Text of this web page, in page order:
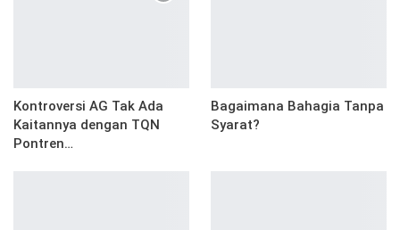
Kontroversi AG Tak Ada
Kaitannya dengan TQN
Pontren…
Bagaimana Bahagia Tanpa
Syarat?